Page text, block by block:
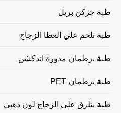
طبة جركن بريل
طبة تلحم علي الغطا الزجاج
طبة برطمان مدورة اندكشن
طبة برطمان PET
طبة بتلزق علي الزجاج لون ذهبي